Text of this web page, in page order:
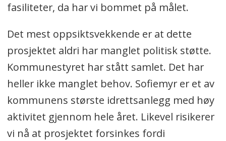
fasiliteter, da har vi bommet på målet.
Det mest oppsiktsvekkende er at dette
prosjektet aldri har manglet politisk støtte.
Kommunestyret har stått samlet. Det har
heller ikke manglet behov. Sofiemyr er et av
kommunens største idrettsanlegg med høy
aktivitet gjennom hele året. Likevel risikerer
vi nå at prosjektet forsinkes fordi